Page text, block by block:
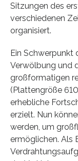
Sitzungen des
verschiedenen
organisiert.
Ein Schwerpunkt
Verwölbung und
großformatigen
(Plattengröße
erhebliche
erzielt. Nun
werden, um
ermöglichen. Als